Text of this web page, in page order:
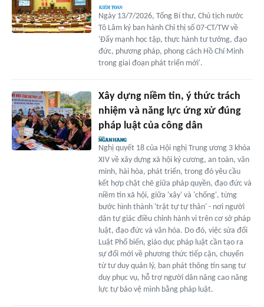
Ngày 13/7/2026, Tổng Bí thư, Chủ tịch nước
Tô Lâm ký ban hành Chỉ thị số 07-CT/TW về
'Đẩy mạnh học tập, thực hành tư tưởng, đạo
đức, phương pháp, phong cách Hồ Chí Minh
trong giai đoạn phát triển mới'.
Xây dựng niềm tin, ý thức trách
nhiệm và năng lực ứng xử đúng
pháp luật của công dân
Nghị quyết 18 của Hội nghị Trung ương 3 khóa
XIV về xây dựng xã hội kỷ cương, an toàn, văn
minh, hài hòa, phát triển, trong đó yêu cầu
kết hợp chặt chẽ giữa pháp quyền, đạo đức và
niềm tin xã hội, giữa 'xây' và 'chống', từng
bước hình thành 'trật tự tự thân' - nơi người
dân tự giác điều chỉnh hành vi trên cơ sở pháp
luật, đạo đức và văn hóa. Do đó, việc sửa đổi
Luật Phổ biến, giáo dục pháp luật cần tạo ra
sự đổi mới về phương thức tiếp cận, chuyển
từ tư duy quản lý, ban phát thông tin sang tư
duy phục vụ, hỗ trợ người dân nâng cao năng
lực tự bảo vệ mình bằng pháp luật.